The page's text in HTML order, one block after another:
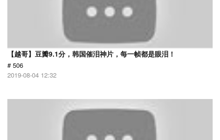
【越哥】豆瓣9.1分，韩国催泪神片，每一帧都是眼泪！
# 506
2019-08-04 12:32